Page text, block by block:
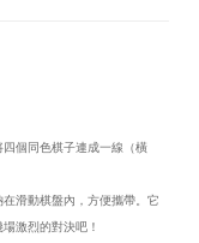
四個同色棋子連成一線（橫
滑動棋盤內，方便攜帶。它
激烈的對決吧！